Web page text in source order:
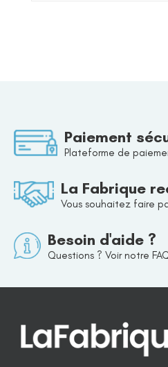
Paiement
Plateforme de
La Fabrique
Vous souhaitez faire
Besoin d'aide ?
Questions ? Voir notre